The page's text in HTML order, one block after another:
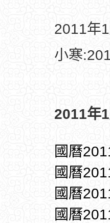
2011年
小寒
2011年
國曆
國曆
國曆
國曆